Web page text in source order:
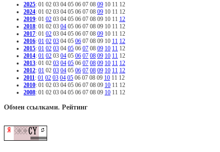
2025: 01 02 03 04 05 06 07 08 09 10 11 12
2024: 01 02 03 04 05 06 07 08 09 10 11 12
2019: 01 02 03 04 05 06 07 08 09 10 11 12
2018: 01 02 03 04 05 06 07 08 09 10 11 12
2017: 01 02 03 04 05 06 07 08 09 10 11 12
2016: 01 02 03 04 05 06 07 08 09 10 11 12
2015: 01 02 03 04 05 06 07 08 09 10 11 12
2014: 01 02 03 04 05 06 07 08 09 10 11 12
2013: 01 02 03 04 05 06 07 08 09 10 11 12
2012: 01 02 03 04 05 06 07 08 09 10 11 12
2011 : 01 02 03 04 05 06 07 08 09 10 11 12
2010: 01 02 03 04 05 06 07 08 09 10 11 12
2008: 01 02 03 04 05 06 07 08 09 10 11 12
Обмен ссылками. Рейтинг